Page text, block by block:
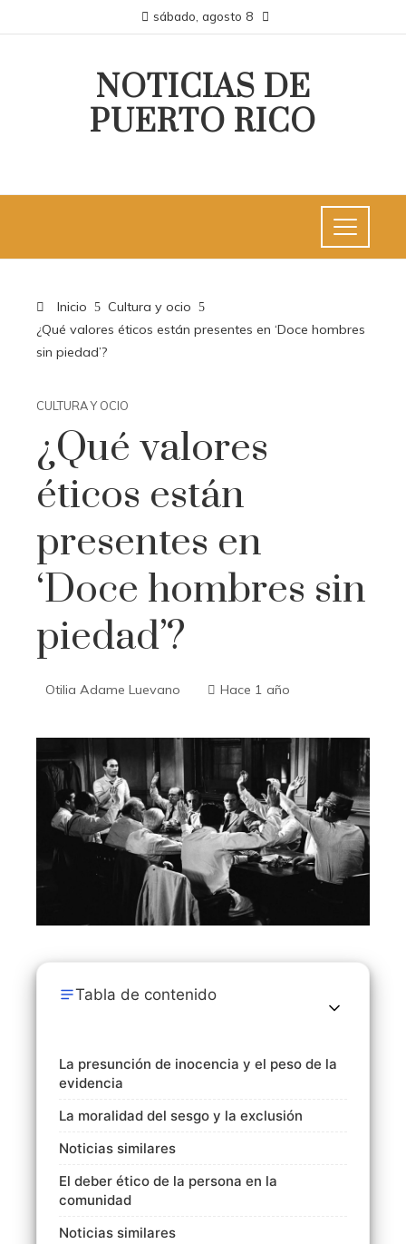
sábado, agosto 8
NOTICIAS DE
PUERTO RICO
Inicio
Cultura y ocio
¿Qué valores éticos están presentes en ‘Doce hombres
sin piedad’?
CULTURA Y OCIO
¿Qué valores
éticos están
presentes en
‘Doce hombres sin
piedad’?
Otilia Adame Luevano Hace 1 año
Tabla de contenido
La presunción de inocencia y el peso de la
evidencia
La moralidad del sesgo y la exclusión
Noticias similares
El deber ético de la persona en la
comunidad
Noticias similares